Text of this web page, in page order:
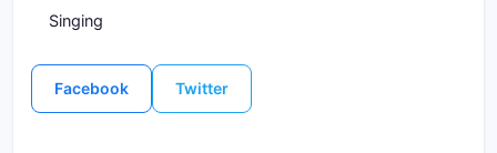
Singing
Facebook Twitter